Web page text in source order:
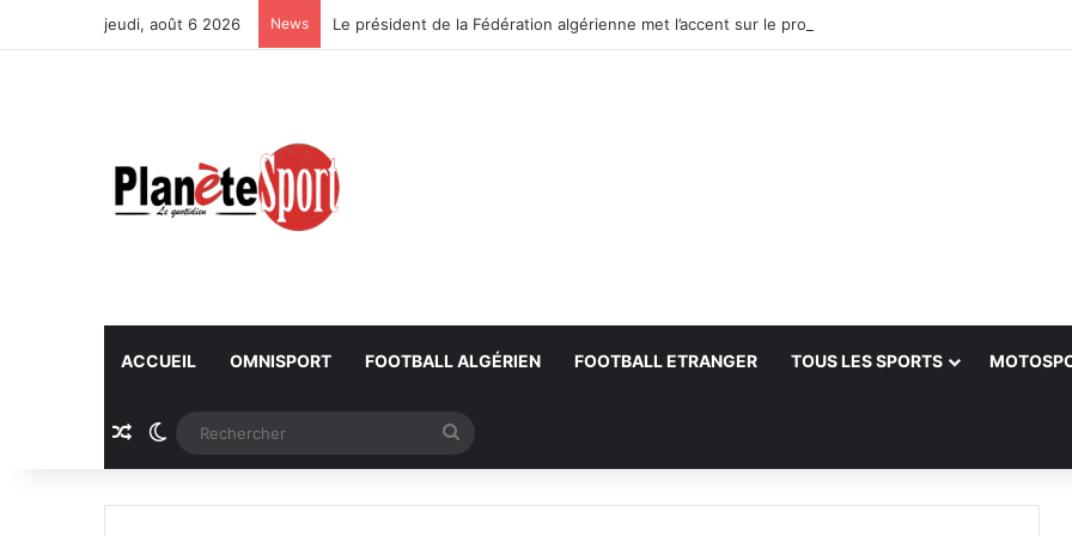
jeudi, août 6 2026 News
ACCUEIL OMNISPORT FOOTBALL ALGÉRIEN FOOTBALL ETRANGER TOUS LES SPORTS
Article Aléatoire
Switch skin